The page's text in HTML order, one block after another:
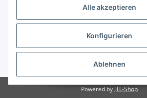
Alle akzeptieren
Konfigurieren
Ablehnen
Gesetzliche Informationen
Vertrag widerrufen
* Alle Preise inkl. gesetzlicher USt., zzgl.Versand
Powered by JTL-Shop